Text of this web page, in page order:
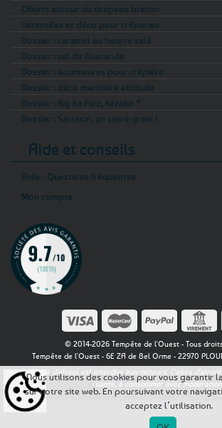
Objets autour du drapeau breton
Ustensiles et déco pour crêperies
Dossier : caramel au beurre salé
Dossier : sel de Guérande
Dossier : accessoires pour crêpière
Dossier : déco marinière attitude
Dossier : Kig ha Farz, kézako ?
Dossier : Sarrasin, un sacré grain !
Aide et conseils
Aide - Questions fréquentes
Mon compte
© 2014-2026 Tempête de l'Ouest - Tous
Tempête de l'Ouest - 6E ZA de Bel Orme - 22970
La vente d'alcool est interdite aux mineurs. L'abus
santé, à consommer avec modération.
Nous utilisons des cookies pour vous garantir
sur notre site web. En poursuivant votre
acceptez l’utilisation.